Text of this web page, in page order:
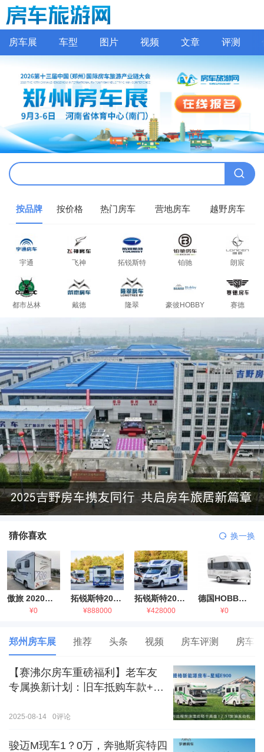
房车展 车型 图片 视频 文章 评测
按品牌 按价格 热门房车 营地房车 越野房车
宇通 飞神 拓锐斯特 铂驰 朗宸
都市丛林 戴德 隆翠 豪彼HOBBY 赛德
猜你喜欢 换一换
傲旅 2020金旅国六海狮房车
¥0
拓锐斯特2021款进口依维柯房车
¥888000
拓锐斯特2021款 福特T型锐典版房车
¥428000
德国HOBBY拖挂房车豪华版
¥0
郑州房车展 推荐 头条 视频 房车评测 房车
【赛沸尔房车重磅福利】老车友
专属换新计划：旧车抵购车款+额
2025-08-14 0评论
骏迈M现车1？0万，奔驰斯宾特四